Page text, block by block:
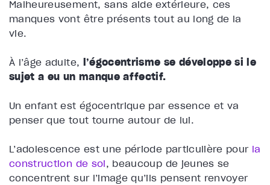
Malheureusement, sans aide extérieure, ces
manques vont être présents tout au long de la
vie.
À l’âge adulte, l’égocentrisme se développe si le
sujet a eu un manque affectif.
Un enfant est égocentrique par essence et va
penser que tout tourne autour de lui.
L’adolescence est une période particulière pour la
construction de soi, beaucoup de jeunes se
concentrent sur l’image qu’ils pensent renvoyer